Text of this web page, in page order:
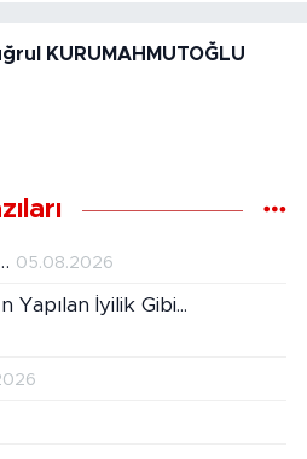
KURUMAHMUTOĞLU
05.08.2026
Yapılan İyilik Gibi...